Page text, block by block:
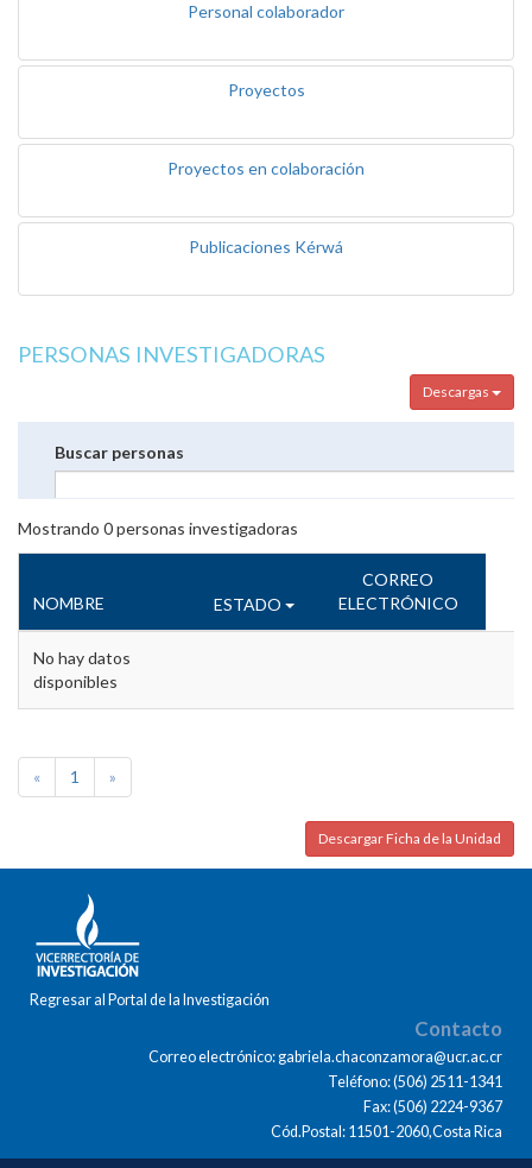
Personal colaborador
Proyectos
Proyectos en colaboración
Publicaciones Kérwá
PERSONAS INVESTIGADORAS
Descargas
Buscar personas
Mostrando 0personas investigadoras
NOMBRE ESTADO
CORREO
ELECTRÓNICO
No hay datos
disponibles
« 1 »
Descargar Ficha de la Unidad
Regresar al Portal de la Investigación
Contacto
Correo electrónico: gabriela.chaconzamora@ucr.ac.cr
Teléfono: (506) 2511-1341
Fax: (506) 2224-9367
Cód.Postal: 11501-2060,Costa Rica